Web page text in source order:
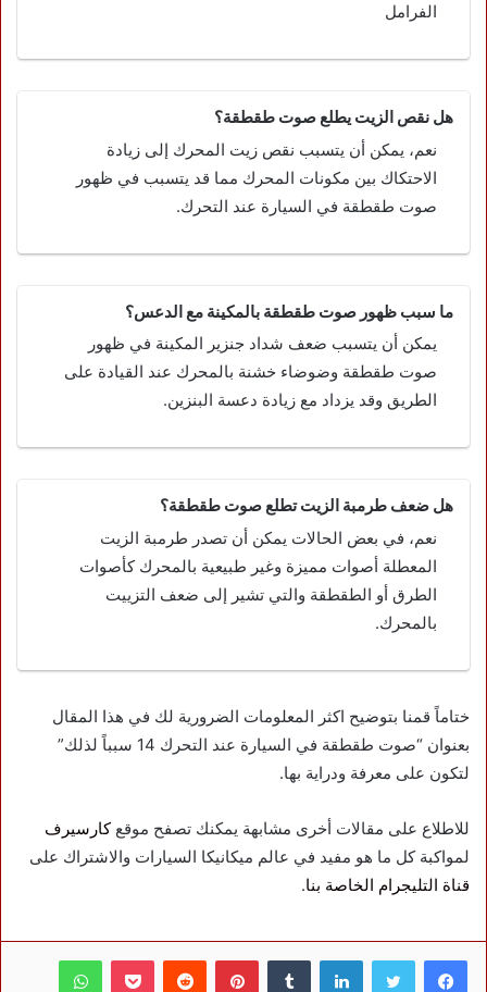
الفرامل
هل نقص الزيت يطلع صوت طقطقة؟
نعم، يمكن أن يتسبب نقص زيت المحرك إلى زيادة
الاحتكاك بين مكونات المحرك مما قد يتسبب في ظهور
صوت طقطقة في السيارة عند التحرك.
ما سبب ظهور صوت طقطقة بالمكينة مع الدعس؟
يمكن أن يتسبب ضعف شداد جنزير المكينة في ظهور
صوت طقطقة وضوضاء خشنة بالمحرك عند القيادة على
الطريق وقد يزداد مع زيادة دعسة البنزين.
هل ضعف طرمبة الزيت تطلع صوت طقطقة؟
نعم، في بعض الحالات يمكن أن تصدر طرمبة الزيت
المعطلة أصوات مميزة وغير طبيعية بالمحرك كأصوات
الطرق أو الطقطقة والتي تشير إلى ضعف التزييت
بالمحرك.
ختاماً قمنا بتوضيح اكثر المعلومات الضرورية لك في هذا المقال
بعنوان “صوت طقطقة في السيارة عند التحرك 14 سبباً لذلك”
لتكون على معرفة ودراية بها.
للاطلاع على مقالات أخرى مشابهة يمكنك تصفح موقعكارسيرف
لمواكبة كل ما هو مفيد في عالم ميكانيكا السيارات والاشتراك على
قناة التليجرام الخاصة بنا.
فيسبوك تويتر لينكدإن بينتيريست بوكيت واتساب